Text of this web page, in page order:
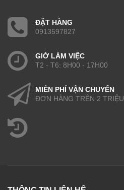
ĐẶT HÀNG
0913597827
GIỜ LÀM VIỆC
T2 - T6: 8H00 - 17H00
MIỄN PHÍ VẬN CHUYỂN
ĐƠN HÀNG TRÊN 2 TRIỆU